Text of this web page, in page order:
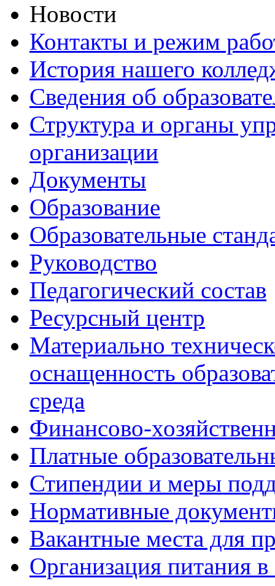
Новости
Контакты и режим
История нашего
Сведения об
Структура и органы
организации
Документы
Образование
Образовательные
Руководство
Педагогический состав
Ресурсный центр
Материально
оснащенность
среда
Финансово-
Платные
Стипендии и меры
Нормативные
Вакантные места для
Организация питания в